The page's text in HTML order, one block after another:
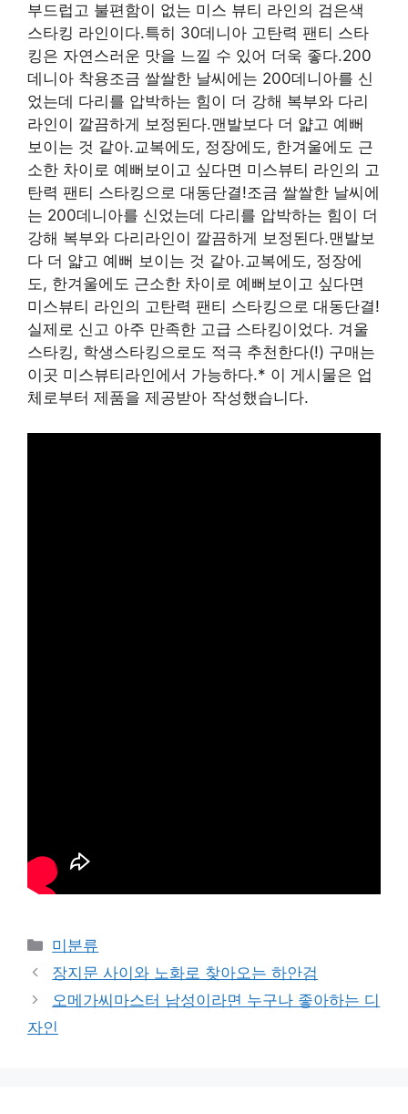
부드럽고 불편함이 없는 미스 뷰티 라인의 검은색
스타킹 라인이다.특히 30데니아 고탄력 팬티 스타
킹은 자연스러운 맛을 느낄 수 있어 더욱 좋다.200
데니아 착용조금 쌀쌀한 날씨에는 200데니아를 신
었는데 다리를 압박하는 힘이 더 강해 복부와 다리
라인이 깔끔하게 보정된다.맨발보다 더 얇고 예뻐
보이는 것 같아.교복에도, 정장에도, 한겨울에도 근
소한 차이로 예뻐보이고 싶다면 미스뷰티 라인의 고
탄력 팬티 스타킹으로 대동단결!조금 쌀쌀한 날씨에
는 200데니아를 신었는데 다리를 압박하는 힘이 더
강해 복부와 다리라인이 깔끔하게 보정된다.맨발보
다 더 얇고 예뻐 보이는 것 같아.교복에도, 정장에
도, 한겨울에도 근소한 차이로 예뻐보이고 싶다면
미스뷰티 라인의 고탄력 팬티 스타킹으로 대동단결!
실제로 신고 아주 만족한 고급 스타킹이었다. 겨울
스타킹, 학생스타킹으로도 적극 추천한다(!) 구매는
이곳 미스뷰티라인에서 가능하다.* 이 게시물은 업
체로부터 제품을 제공받아 작성했습니다.
Categories
미분류
장지문 사이와 노화로 찾아오는 하안검
오메가씨마스터 남성이라면 누구나 좋아하는 디
자인